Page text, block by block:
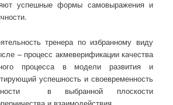
успешные формы самовыражения и
тренера по избранному виду
– процесс акмеверификации качества
процесса в модели развития и
успешность и своевременность
в выбранной плоскости
и взаимодействия.